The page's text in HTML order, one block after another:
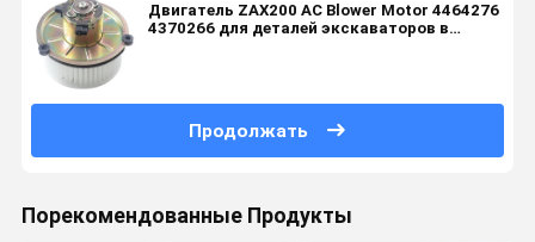
Двигатель ZAX200 AC Blower Motor 4464276
4370266 для деталей экскаваторов в
Продолжать
Порекомендованные Продукты